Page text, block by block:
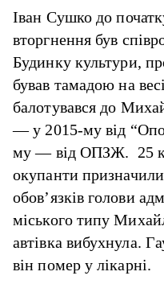
Іван Сушко до
вторгнення був
Будинку культури,
бував тамадою на
балотувався до
— у 2015-му від
му — від ОПЗЖ. 25
окупанти
обов’язків голови
міського типу
автівка вибухнула.
він помер у лікарні.